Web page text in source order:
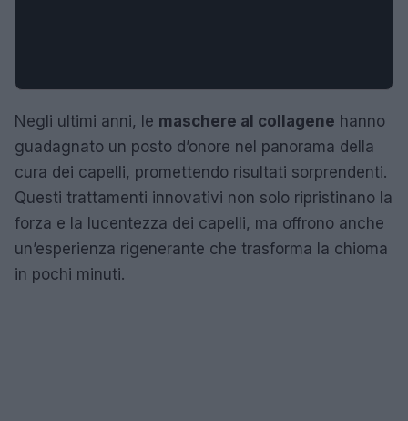
Negli ultimi anni, le maschere al collagene hanno
guadagnato un posto d’onore nel panorama della
cura dei capelli, promettendo risultati sorprendenti.
Questi trattamenti innovativi non solo ripristinano la
forza e la lucentezza dei capelli, ma offrono anche
un’esperienza rigenerante che trasforma la chioma
in pochi minuti.